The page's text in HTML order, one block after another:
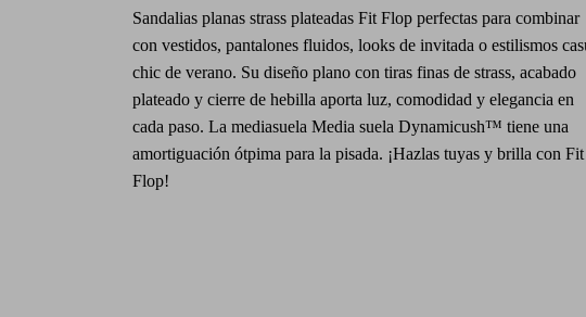
Sandalias planas strass plateadas Fit Flop perfectas para combinar
con vestidos, pantalones fluidos, looks de invitada o estilismos
chic de verano. Su diseño plano con tiras finas de strass, acabado
plateado y cierre de hebilla aporta luz, comodidad y elegancia en
cada paso. La mediasuela Media suela Dynamicush™ tiene una
amortiguación ótpima para la pisada. ¡Hazlas tuyas y brilla con Fit
Flop!